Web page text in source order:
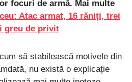
focuri de armă. Mai multe
Atac armat, 16 răniți, trei
greu de privit
să stabilească motivele din
nu există o explicație